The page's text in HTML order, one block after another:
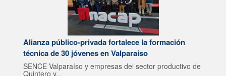
Alianza público-privada fortalece la formación
técnica de 30 jóvenes en Valparaíso
SENCE Valparaíso y empresas del sector productivo de
Quintero y...